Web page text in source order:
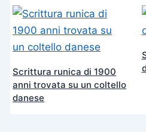
Scrittura runica di 1900
anni trovata su un coltello
danese